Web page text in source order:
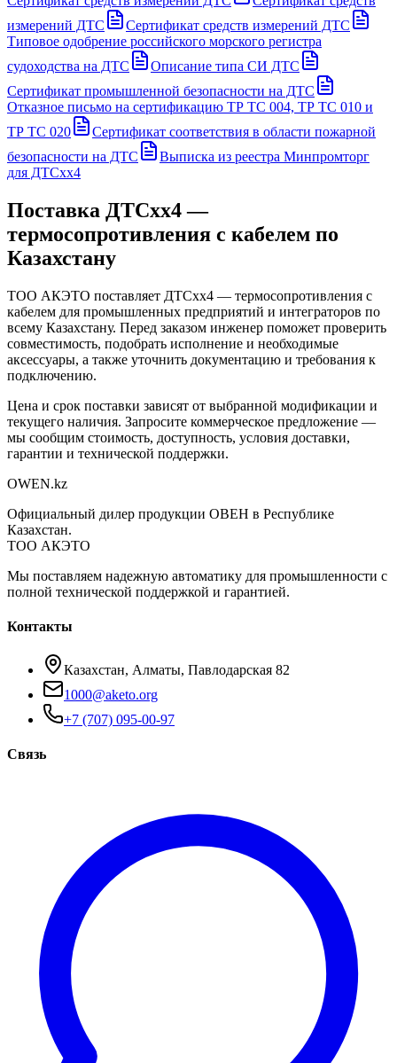
измерений ДТС
Сертификат средств измерений ДТС
Типовое одобрение российского морского регистра
судоходства на ДТС
Описание типа СИ ДТС
Сертификат промышленной безопасности на ДТС
Отказное письмо на сертификацию ТР ТС 004, ТР ТС 010 и
ТР ТС 020
Сертификат соответствия в области пожарной
безопасности на ДТС
Выписка из реестра Минпромторг
для ДТСхх4
Поставка ДТСхх4 —
термосопротивления с кабелем по
Казахстану
ТОО АКЭТО поставляет ДТСхх4 — термосопротивления с
кабелем для промышленных предприятий и интеграторов по
всему Казахстану. Перед заказом инженер поможет проверить
совместимость, подобрать исполнение и необходимые
аксессуары, а также уточнить документацию и требования к
подключению.
Цена и срок поставки зависят от выбранной модификации и
текущего наличия. Запросите коммерческое предложение —
мы сообщим стоимость, доступность, условия доставки,
гарантии и технической поддержки.
OWEN.kz
Официальный дилер продукции ОВЕН в Республике
Казахстан.
ТОО АКЭТО
Мы поставляем надежную автоматику для промышленности с
полной технической поддержкой и гарантией.
Контакты
Казахстан, Алматы, Павлодарская 82
1000@aketo.org
+7 (707) 095-00-97
Связь